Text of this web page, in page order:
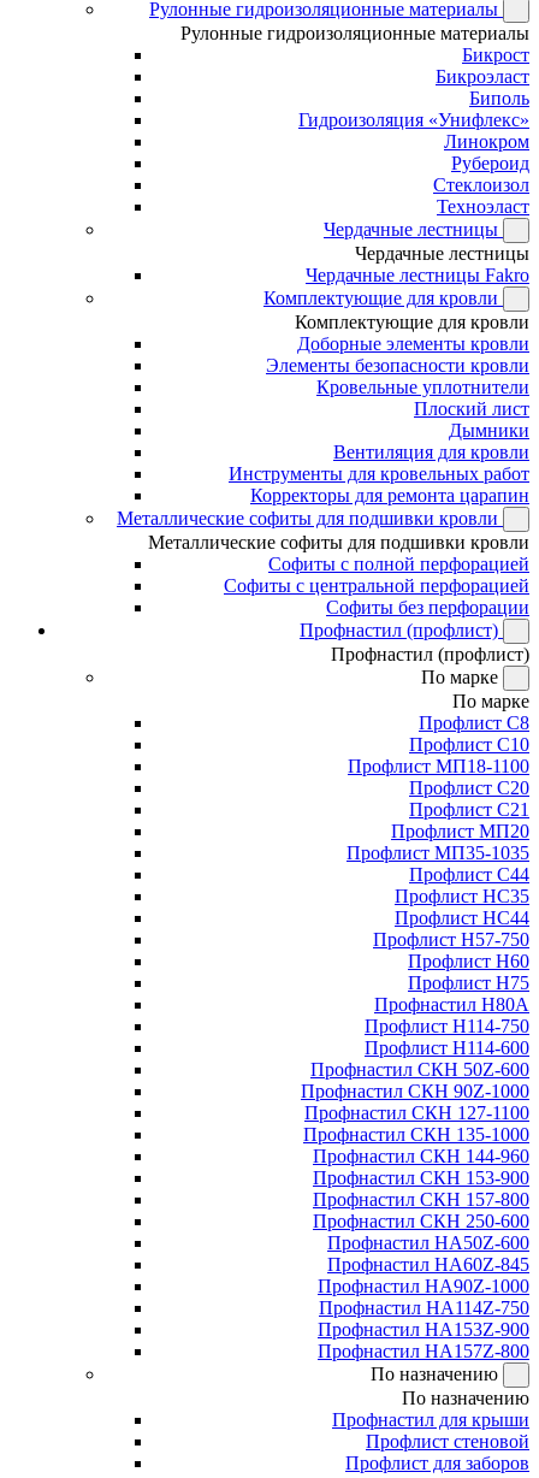
Рулонные гидроизоляционные материалы
Рулонные гидроизоляционные материалы
Бикрост
Бикроэласт
Биполь
Гидроизоляция «Унифлекс»
Линокром
Рубероид
Стеклоизол
Техноэласт
Чердачные лестницы
Чердачные лестницы
Чердачные лестницы Fakro
Комплектующие для кровли
Комплектующие для кровли
Доборные элементы кровли
Элементы безопасности кровли
Кровельные уплотнители
Плоский лист
Дымники
Вентиляция для кровли
Инструменты для кровельных работ
Корректоры для ремонта царапин
Металлические софиты для подшивки кровли
Металлические софиты для подшивки кровли
Софиты с полной перфорацией
Софиты с центральной перфорацией
Софиты без перфорации
Профнастил (профлист)
Профнастил (профлист)
По марке
По марке
Профлист С8
Профлист С10
Профлист МП18-1100
Профлист С20
Профлист С21
Профлист МП20
Профлист МП35-1035
Профлист С44
Профлист НС35
Профлист НС44
Профлист Н57-750
Профлист Н60
Профлист Н75
Профнастил Н80А
Профлист Н114-750
Профлист Н114-600
Профнастил СКН 50Z-600
Профнастил СКН 90Z-1000
Профнастил СКН 127-1100
Профнастил СКН 135-1000
Профнастил СКН 144-960
Профнастил СКН 153-900
Профнастил СКН 157-800
Профнастил СКН 250-600
Профнастил НА50Z-600
Профнастил НА60Z-845
Профнастил НА90Z-1000
Профнастил НА114Z-750
Профнастил НА153Z-900
Профнастил НА157Z-800
По назначению
По назначению
Профнастил для крыши
Профлист стеновой
Профлист для заборов